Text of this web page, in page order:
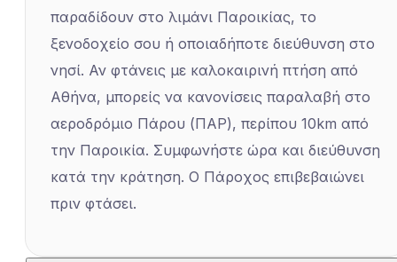
παραδίδουν στο λιμάνι Παροικίας, το
ξενοδοχείο σου ή οποιαδήποτε διεύθυνση στο
νησί. Αν φτάνεις με καλοκαιρινή πτήση από
Αθήνα, μπορείς να κανονίσεις παραλαβή στο
αεροδρόμιο Πάρου (ΠΑΡ), περίπου 10km από
την Παροικία. Συμφωνήστε ώρα και διεύθυνση
κατά την κράτηση. Ο Πάροχος επιβεβαιώνει
πριν φτάσει.